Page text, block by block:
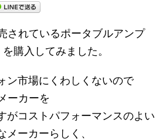
されているポータブルアンプ
を購入してみました。
ン市場にくわしくないので
ーカーを
がコストパフォーマンスのよい
メーカーらしく、